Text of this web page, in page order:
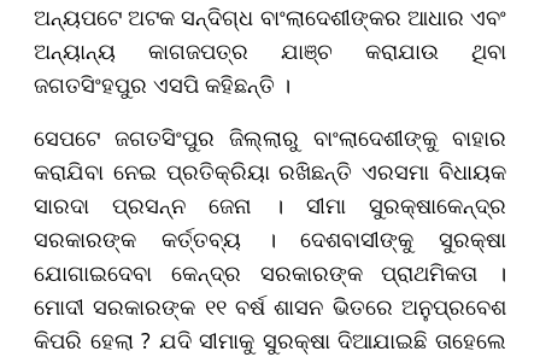
ଅନ୍ୟପଟେ ଅଟକ ସନ୍ଦିଗ୍ଧ ବାଂଲାଦେଶୀଙ୍କର ଆଧାର ଏବଂ
ଅନ୍ୟାନ୍ୟ କାଗଜପତ୍ର ଯାଞ୍ଚ କରାଯାଉ ଥିବା
ଜଗତସିଂହପୁର ଏସପି କହିଛନ୍ତି ।
ସେପଟେ ଜଗତସିଂପୁର ଜିଲ୍ଲାରୁ ବାଂଲାଦେଶୀଙ୍କୁ ବାହାର
କରାଯିବା ନେଇପ୍ରତିକ୍ରିୟା ରଖିଛନ୍ତି ଏରସମା ବିଧାୟକ
ସାରଦା ପ୍ରସନ୍ନ ଜେନା । ସୀମା ସୁରକ୍ଷାକେନ୍ଦ୍ର
ସରକାରଙ୍କ କର୍ତ୍ତବ୍ୟ । ଦେଶବାସୀଙ୍କୁ ସୁରକ୍ଷା
ଯୋଗାଇଦେବା କେନ୍ଦ୍ର ସରକାରଙ୍କ ପ୍ରାଥମିକତା ।
ମୋଦୀ ସରକାରଙ୍କ ୧୧ ବର୍ଷ ଶାସନ ଭିତରେ ଅନୁପ୍ରବେଶ
କିପରି ହେଲା? ଯଦି ସୀମାକୁ ସୁରକ୍ଷା ଦିଆଯାଇଛି ତାହେଲେ